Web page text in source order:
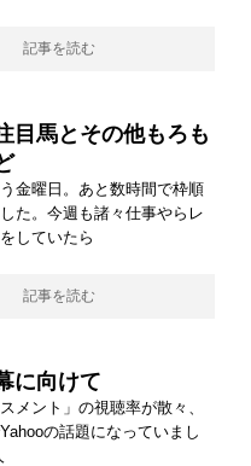
記事を読む
目馬とその他もろも
金曜日。あと数時間で枠順
た。今週も諸々仕事やらレ
していたら
記事を読む
に向けて
メント」の視聴率が散々、
の話題になっていまし